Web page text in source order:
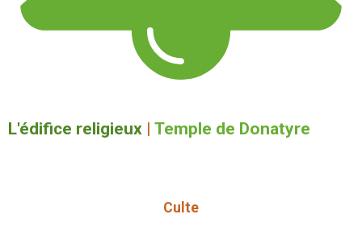
L'édifice religieux | Temple de Donatyre
Culte